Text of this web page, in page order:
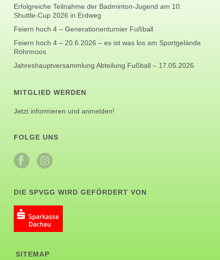
Erfolgreiche Teilnahme der Badminton-Jugend am 10.
Shuttle-Cup 2026 in Erdweg
Feiern hoch 4 – Generationenturnier Fußball
Feiern hoch 4 – 20.6.2026 – es ist was los am Sportgelände
Röhrmoos
Jahreshauptversammlung Abteilung Fußball – 17.05.2026
MITGLIED WERDEN
Jetzt informieren und anmelden!
FOLGE UNS
DIE SPVGG WIRD GEFÖRDERT VON
SITEMAP